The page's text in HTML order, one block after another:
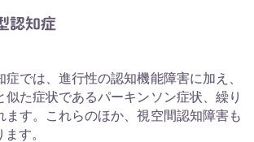
認知症
症では、進行性の認知機能障害に加え、
似た症状であるパーキンソン症状、繰り
ます。これらのほか、視空間認知障害も
す。